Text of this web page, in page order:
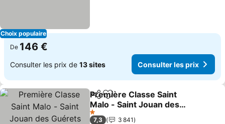
Choix populaire
De 146 €
Consulter les prix de 13 sites Consulter les prix
PartagerAjouter à mes favoris
Première Classe Saint
Malo - Saint Jouan des
Guérets
Consulter les prix
1 Étoiles
7,3
3 841